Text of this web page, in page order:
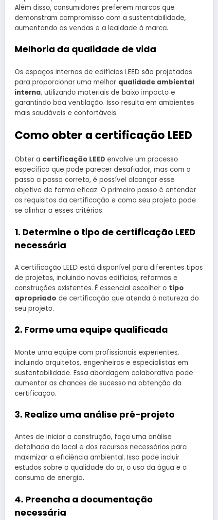
Além disso, consumidores preferem marcas que
demonstram compromisso com a sustentabilidade,
aumentando as vendas e a lealdade à marca.
Melhoria da qualidade de vida
Os espaços internos de edifícios LEED são projetados
para proporcionar uma melhor qualidade ambiental
interna, utilizando materiais de baixo impacto e
garantindo boa ventilação. Isso resulta em ambientes
mais saudáveis e confortáveis.
Como obter a certificação LEED
Obter a certificação LEED envolve um processo
específico que pode parecer desafiador, mas com o
passo a passo correto, é possível alcançar esse
objetivo de forma eficaz. O primeiro passo é entender
os requisitos da certificação e como seu projeto pode
se alinhar a esses critérios.
1. Determine o tipo de certificação LEED
necessária
A certificação LEED está disponível para diferentes tipos
de projetos, incluindo novos edifícios, reformas e
construções existentes. É essencial escolher o tipo
apropriado de certificação que atenda à natureza do
seu projeto.
2. Forme uma equipe qualificada
Monte uma equipe com profissionais experientes,
incluindo arquitetos, engenheiros e especialistas em
sustentabilidade. Essa abordagem colaborativa pode
aumentar as chances de sucesso na obtenção da
certificação.
3. Realize uma análise pré-projeto
Antes de iniciar a construção, faça uma análise
detalhada do local e dos recursos necessários para
maximizar a eficiência ambiental. Isso pode incluir
estudos sobre a qualidade do ar, o uso da água e o
consumo de energia.
4. Preencha a documentação
necessária